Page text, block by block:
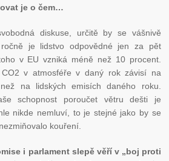
je o čem…
diskuse, určitě by se vášnivě
je lidstvo odpovědné jen za pět
v EU vzniká méně než 10 procent.
2 v atmosféře v daný rok závisí na
na lidských emisích daného roku.
schopnost poroučet větru dešti je
nikde nemluví, to je stejné jako by se
kouření.
i parlament slepě věří v „boj proti